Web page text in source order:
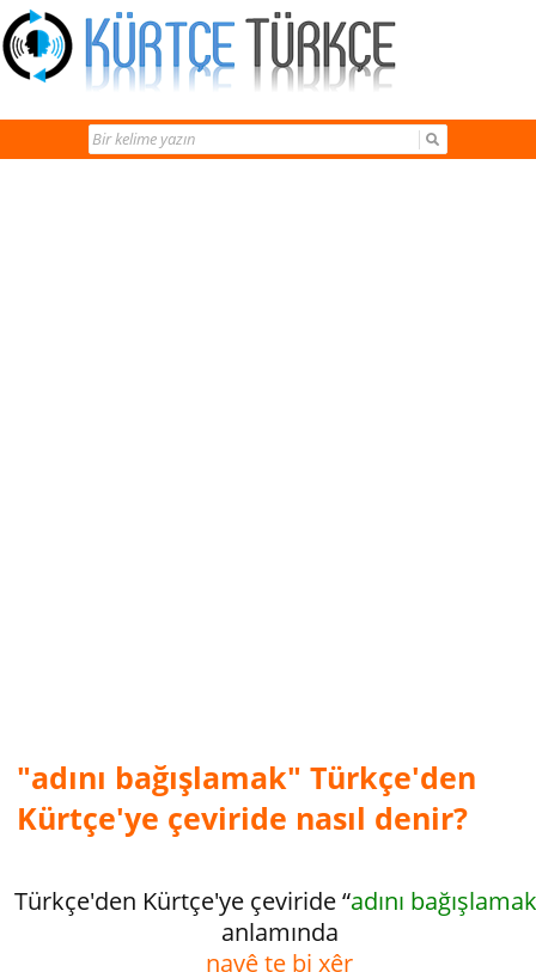
"adını bağışlamak" Türkçe'den
Kürtçe'ye çeviride nasıl denir?
Türkçe'den Kürtçe'ye çeviride “adını bağışlamak
anlamında
navê te bi xêr